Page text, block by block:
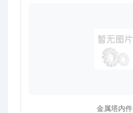
金属塔内件